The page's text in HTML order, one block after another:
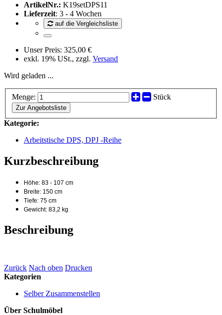
ArtikelNr.: K19setDPS11
Lieferzeit: 3 - 4 Wochen
auf die Vergleichsliste
Unser Preis: 325,00 €
exkl. 19% USt., zzgl. Versand
Wird geladen ...
Menge: Stück
Zur Angebotsliste
Kategorie:
Arbeitstische DPS, DPJ -Reihe
Kurzbeschreibung
Höhe: 83 - 107 cm
Breite: 150 cm
Tiefe: 75 cm
Gewicht: 83,2 kg
Beschreibung
Zurück Nach oben Drucken
Kategorien
Selber Zusammenstellen
Über Schulmöbel